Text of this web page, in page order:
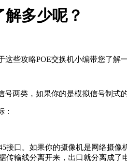
多少呢？
些攻略POE交换机小编带您了解一
两类，如果你的是模拟信号制式
：
接口。如果你的摄像机是网络摄
输线分离开来，出口就分离成